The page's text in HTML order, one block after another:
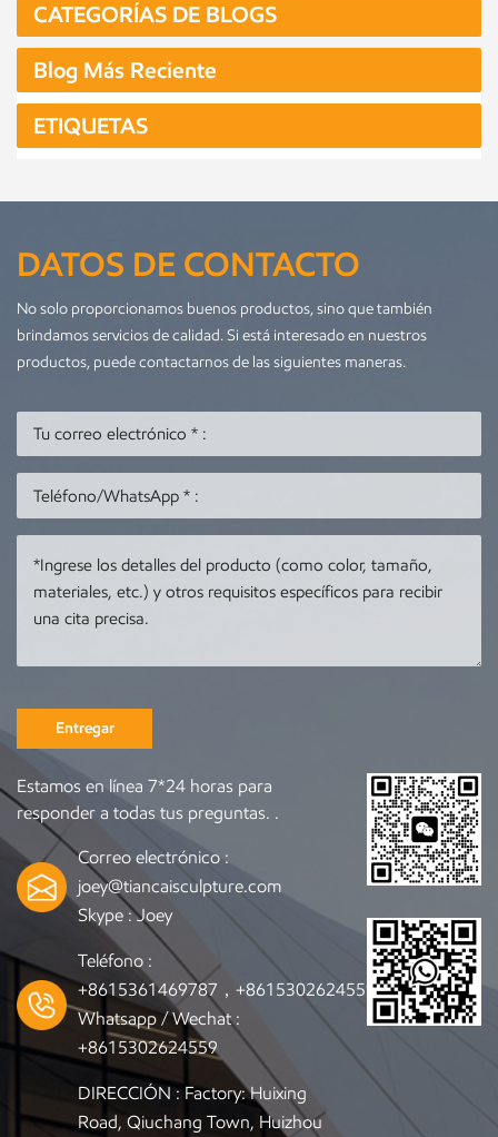
CATEGORÍAS DE BLOGS
Blog Más Reciente
ETIQUETAS
DATOS DE CONTACTO
No solo proporcionamos buenos productos, sino que también
brindamos servicios de calidad. Si está interesado en nuestros
productos, puede contactarnos de las siguientes maneras.
Entregar
Estamos en línea 7*24 horas para
responder a todas tus preguntas. .
Correo electrónico :
joey@tiancaisculpture.com
Skype :Joey
Teléfono :
+8615361469787，+8615302624559
Whatsapp / Wechat :
+8615302624559
DIRECCIÓN : Factory: Huixing
Road, Qiuchang Town, Huizhou